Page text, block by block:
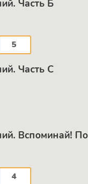
Часть Б
5
Часть С
Вспоминай!
4